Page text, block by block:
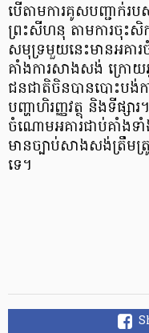
បើតាមការគូសបញ្ជាក់រ
ព្រះសីហនុ តាមការចុះសិក្
សមុទ្រមួយនេះមានអគារ
គាំងការសាងសង់ ក្រោយ
ជនជាតិចិនបានបោះប
បញ្ហាហិរញ្ញវត្ថុ និងទីផ្សា
ចំណោមអគារជាប់គាំងទ
មានច្បាប់សាងសង់ត្រឹមត្
ទេ។